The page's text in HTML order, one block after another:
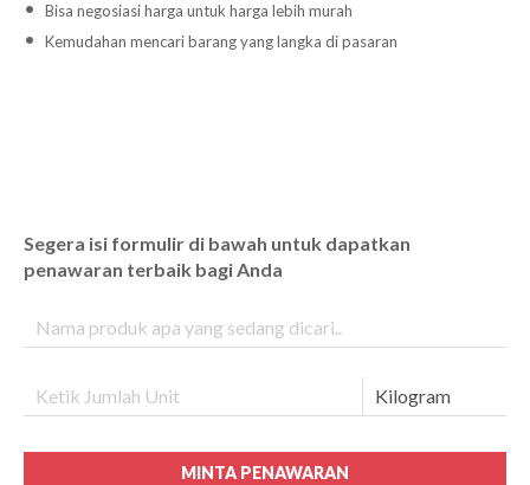
Bisa negosiasi harga untuk harga lebih murah
Kemudahan mencari barang yang langka di pasaran
Segera isi formulir di bawah untuk dapatkan
penawaran terbaik bagi Anda
MINTA PENAWARAN